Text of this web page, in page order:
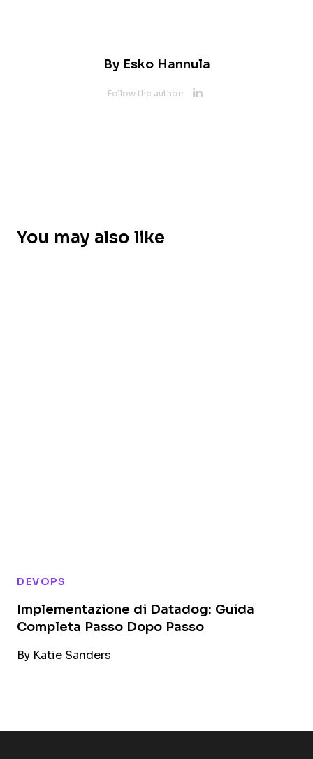
By Esko Hannula
Follow the author: Opens new
You may also like
DEVOPS
Implementazione di Datadog: Guida
Completa Passo Dopo Passo
By Katie Sanders